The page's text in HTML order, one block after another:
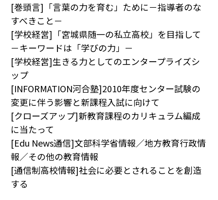
[巻頭言]「言葉の力を育む」ために－指導者のな
すべきこと－
[学校経営]「宮城県随一の私立高校」を目指して
－キーワードは「学びの力」－
[学校経営]生きる力としてのエンタープライズシ
ップ
[INFORMATION河合塾]2010年度センター試験の
変更に伴う影響と新課程入試に向けて
[クローズアップ]新教育課程のカリキュラム編成
に当たって
[Edu News通信]文部科学省情報／地方教育行政情
報／その他の教育情報
[通信制高校情報]社会に必要とされることを創造
する